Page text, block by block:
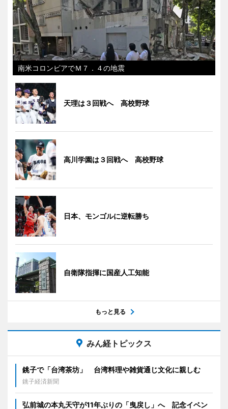
南米コロンビアでＭ７．４の地震
天理は３回戦へ 高校野球
高川学園は３回戦へ 高校野球
日本、モンゴルに逆転勝ち
自衛隊指揮に国産人工知能
もっと見る
みん経トピックス
銚子で「台湾茶坊」 台湾料理や雑貨通じ文化に親しむ
銚子経済新聞
弘前城の本丸天守が11年ぶりの「曳戻し」へ 記念イベン